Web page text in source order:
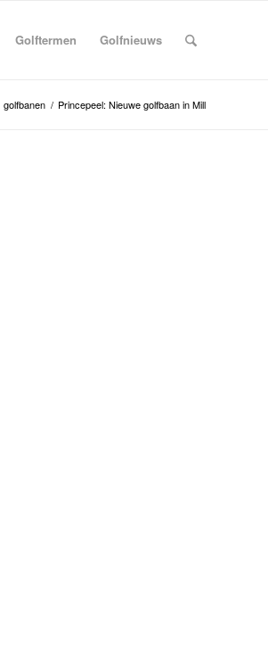
Golftermen Golfnieuws
golfbanen / Princepeel: Nieuwe golfbaan in Mill